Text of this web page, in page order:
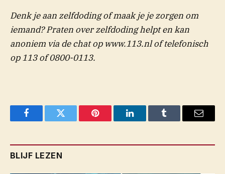
Denk je aan zelfdoding of maak je je zorgen om
iemand? Praten over zelfdoding helpt en kan
anoniem via de chat op www.113.nl of telefonisch
op 113 of 0800-0113.
FacebookTwitter Pinterest LinkedInTumblr Email
BLIJF LEZEN